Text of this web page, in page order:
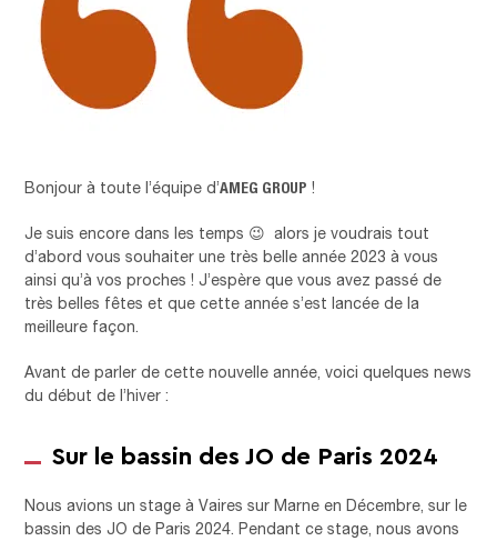
Bonjour à toute l’équipe d’AMEG GROUP !
Je suis encore dans les temps 😉 alors je voudrais tout
d’abord vous souhaiter une très belle année 2023 à vous
ainsi qu’à vos proches ! J’espère que vous avez passé de
très belles fêtes et que cette année s’est lancée de la
meilleure façon.
Avant de parler de cette nouvelle année, voici quelques news
du début de l’hiver :
Sur le bassin des JO de Paris 2024
Nous avions un stage à Vaires sur Marne en Décembre, sur le
bassin des JO de Paris 2024. Pendant ce stage, nous avons